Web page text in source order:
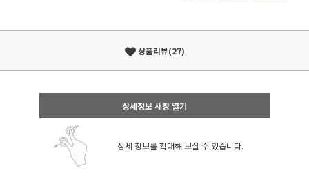
상품리뷰(27)
상세정보 새창 열기
상세 정보를 확대해 보실 수 있습니다.